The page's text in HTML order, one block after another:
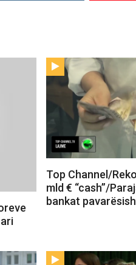
Top Channel/
mld € “cash”/
bankat